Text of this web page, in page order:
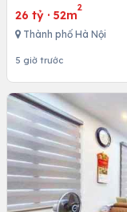
26 tỷ · 52m
2
Thành phố Hà Nội
5 giờ trước